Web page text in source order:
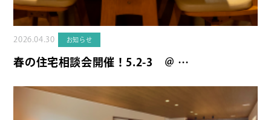
2026.04.30 お知らせ
春の住宅相談会開催！5.2-3 ＠ …